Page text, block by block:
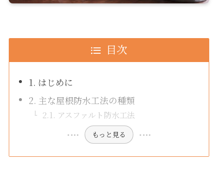
目次
1. はじめに
2. 主な屋根防水工法の種類
2.1. アスファルト防水工法
もっと見る